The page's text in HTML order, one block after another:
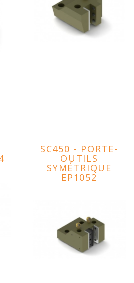
SC450 - PORTE-
OUTILS
SYMÉTRIQUE
EP1052